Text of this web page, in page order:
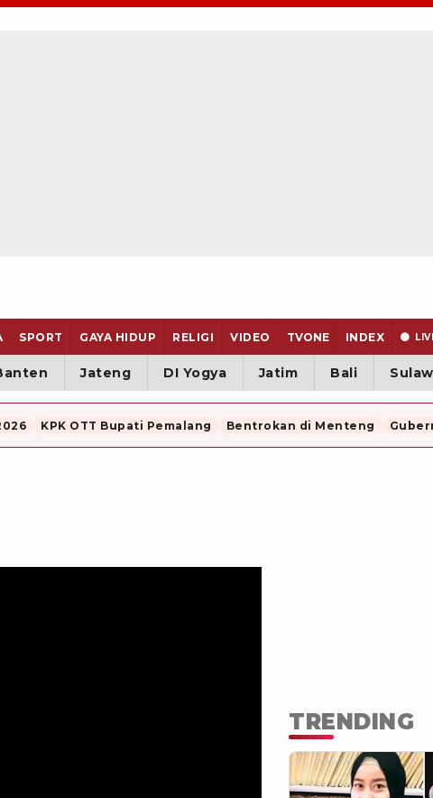
SPORT GAYA HIDUP RELIGI VIDEO TVONE INDEX
Jateng DI Yogya Jatim Bali
KPK OTT Bupati Pemalang Bentrokan di Menteng
TRENDING